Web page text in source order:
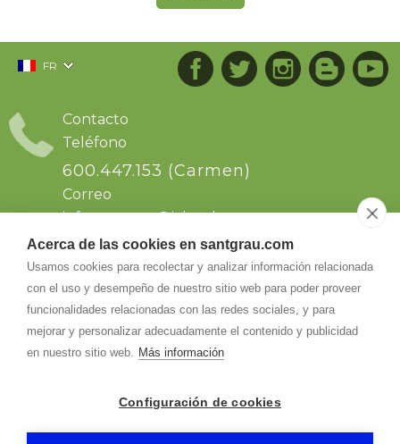
Acerca de las cookies en santgrau.com
Usamos cookies para recolectar y analizar información relacionada
con el uso y desempeño de nuestro sitio web para poder proveer
funcionalidades relacionadas con las redes sociales, y para
mejorar y personalizar adecuadamente el contenido y publicidad
en nuestro sitio web. Más información
Configuración de cookies
FR
Contacto
Teléfono
600.447.153 (Carmen)
Correo
info.santgrau@icloud.com
Dirección
Sant Grau s/n. Ctra de Solsona km64, dirección
a Naves..Comarca del Solsonas. Naves
25286-Naves (Lleida)